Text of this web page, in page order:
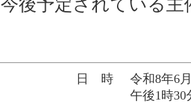
今後予定されている
日 時
令和8年6
午後1時30